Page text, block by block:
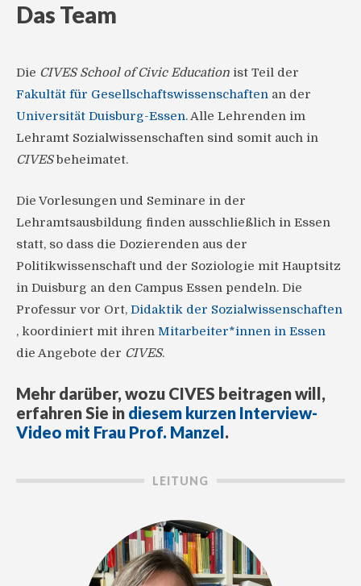
Das Team
Die CIVES School of Civic Education ist Teil der
Fakultät für Gesellschaftswissenschaften an der
Universität Duisburg-Essen. Alle Lehrenden im
Lehramt Sozialwissenschaften sind somit auch in
CIVESbeheimatet.
Die Vorlesungen und Seminare in der
Lehramtsausbildung finden ausschließlich in Essen
statt, so dass die Dozierenden aus der
Politikwissenschaft und der Soziologie mit Hauptsitz
in Duisburg an den Campus Essen pendeln. Die
Professur vor Ort, Didaktik der Sozialwissenschaften
, koordiniert mit ihren Mitarbeiter*innen in Essen
die Angebote der CIVES.
Mehr darüber, wozu CIVES beitragen will,
erfahren Sie in diesem kurzen Interview-
Video mit Frau Prof. Manzel.
LEITUNG